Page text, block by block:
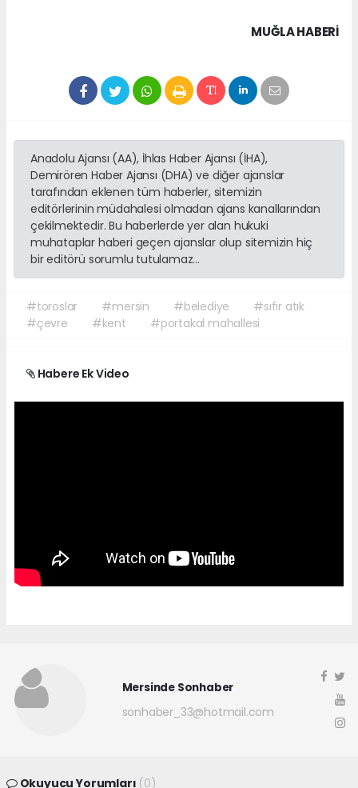
MUĞLA HABERİ
Anadolu Ajansı (AA), İhlas Haber Ajansı (İHA),
Demirören Haber Ajansı (DHA) ve diğer ajanslar
tarafından eklenen tüm haberler, sitemizin
editörlerinin müdahalesi olmadan ajans kanallarından
çekilmektedir. Bu haberlerde yer alan hukuki
muhataplar haberi geçen ajanslar olup sitemizin hiç
bir editörü sorumlu tutulamaz...
#toroslar #mersin #belediye
#sıfır atık
#çevre
#kent #portakal mahallesi
Habere Ek Video
Mersinde Sonhaber
sonhaber_33@hotmail.com
Okuyucu Yorumları (0)